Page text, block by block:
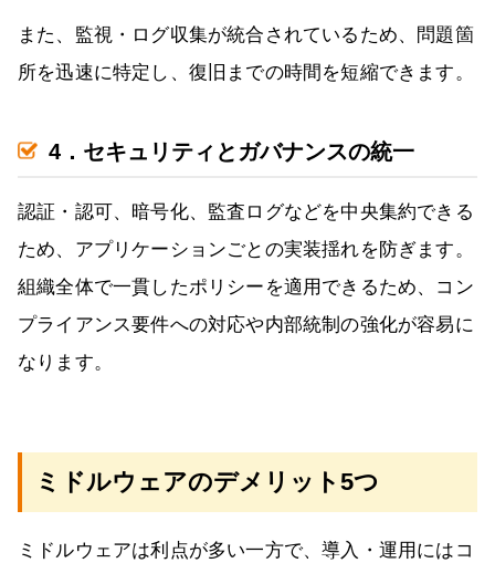
また、監視・ログ収集が統合されているため、問題箇
所を迅速に特定し、復旧までの時間を短縮できます。
4．セキュリティとガバナンスの統一
認証・認可、暗号化、監査ログなどを中央集約できる
ため、アプリケーションごとの実装揺れを防ぎます。
組織全体で一貫したポリシーを適用できるため、コン
プライアンス要件への対応や内部統制の強化が容易に
なります。
ミドルウェアのデメリット5つ
ミドルウェアは利点が多い一方で、導入・運用にはコ